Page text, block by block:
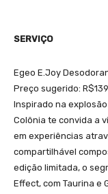
SERVIÇO
Egeo E.Joy
Preço sugerido:
Inspirado na
Colônia te convida a
em experiências
compartilhável
edição limitada, o
Effect, com Taurina e